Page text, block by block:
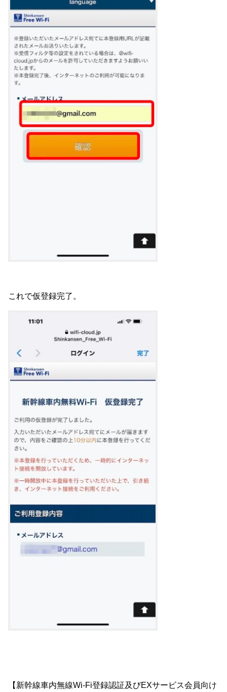
これで仮登録完了。
【新幹線車内無線Wi-Fi登録認証及びEXサービス会員向け